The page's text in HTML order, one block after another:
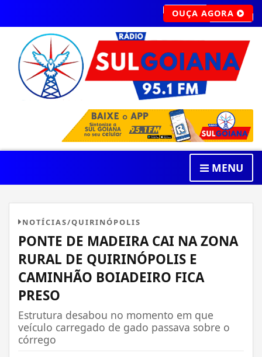
OUÇA AGORA
MENU
NOTÍCIAS/QUIRINÓPOLIS
PONTE DE MADEIRA CAI NA ZONA
RURAL DE QUIRINÓPOLIS E
CAMINHÃO BOIADEIRO FICA
PRESO
Estrutura desabou no momento em que
veículo carregado de gado passava sobre o
córrego